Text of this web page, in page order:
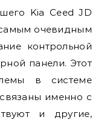
Kia Ceed JD
очевидным
контрольной
панели. Этот
в системе
именно с
и другие,